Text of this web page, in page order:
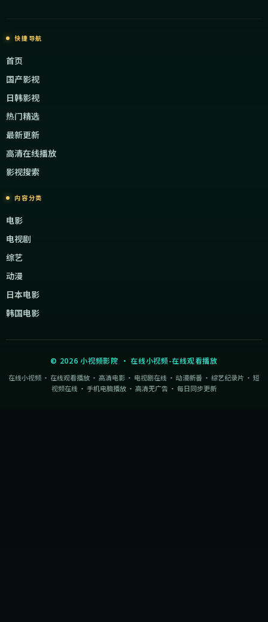
快捷导航
首页
国产影视
日韩影视
热门精选
最新更新
高清在线播放
影视搜索
内容分类
电影
电视剧
综艺
动漫
日本电影
韩国电影
© 2026 小视频影院 ·在线小视频-在线观看播放
在线小视频 · 在线观看播放 · 高清电影 · 电视剧在线 · 动漫新番 · 综艺纪录片 · 短
视频在线 · 手机电脑播放 · 高清无广告 · 每日同步更新